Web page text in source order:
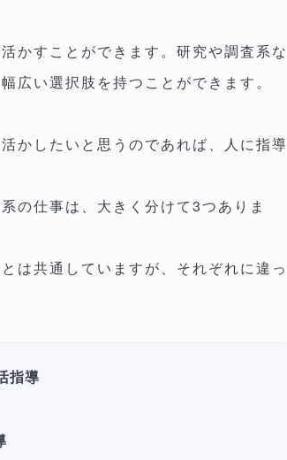
かすことができます。研究や調査系な
広い選択肢を持つことができます。
かしたいと思うのであれば、人に指導
の仕事は、大きく分けて3つありま
は共通していますが、それぞれに違っ
指導